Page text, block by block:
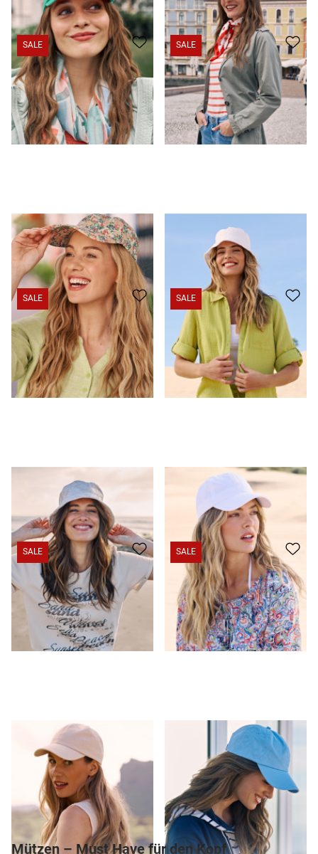
SALE
Cap mit Blümchen-Muster 12,95 CHF 4,95 CHF
SALE
12,95 CHF
SALE
12,95 CHF
SALE
12,95 CHF 6,95 CHF
SALE
12,95 CHF
SALE
12,95 CHF 6,95 CHF
Mützen – Must Have für den Kopf